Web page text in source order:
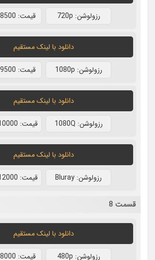
رزولوشن: 720p قيمت: 8500 تومان
دانلود با لينک مستقيم
رزولوشن: 1080p قيمت: 9500 تومان
دانلود با لينک مستقيم
رزولوشن: 1080Q قيمت: 10000 تومان
دانلود با لينک مستقيم
رزولوشن: Bluray قيمت: 12000 تومان
قسمت 8
دانلود با لينک مستقيم
رزولوشن: 480p قيمت: 8000 تومان